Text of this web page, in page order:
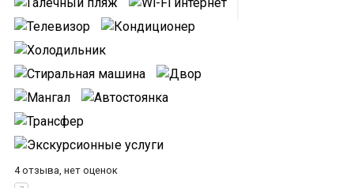
4 отзыва, нет оценок